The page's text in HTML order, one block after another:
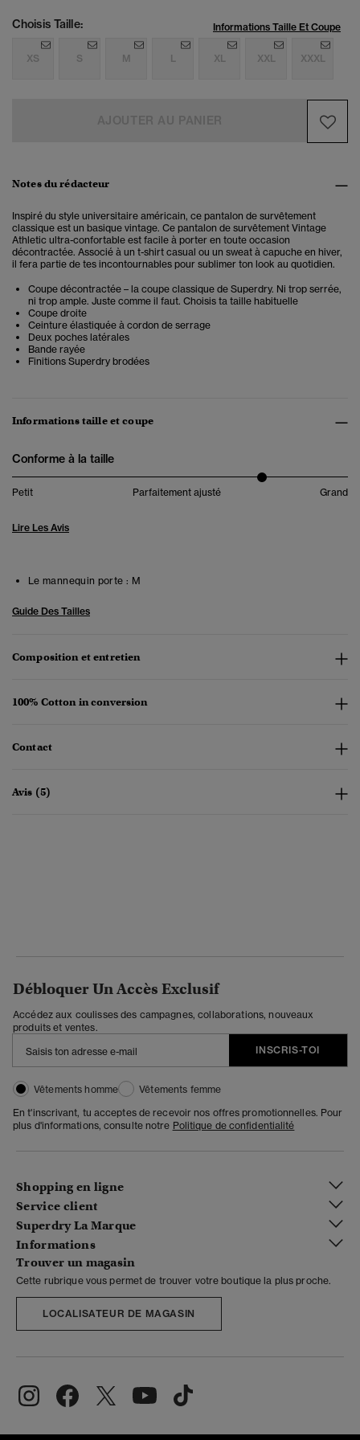
Choisis Taille: Informations Taille Et Coupe
XS S M L XL XXL XXXL
Notes du rédacteur
Inspiré du style universitaire américain, ce pantalon de survêtement
classique est un basique vintage. Ce pantalon de survêtement Vintage
Athletic ultra-confortable est facile à porter en toute occasion
décontractée. Associé à un t-shirt casual ou un sweat à capuche en hiver,
il fera partie de tes incontournables pour sublimer ton look au quotidien.
Coupe décontractée – la coupe classique de Superdry. Ni trop serrée,
ni trop ample. Juste comme il faut. Choisis ta taille habituelle
Coupe droite
Ceinture élastiquée à cordon de serrage
Deux poches latérales
Bande rayée
Finitions Superdry brodées
Informations taille et coupe
Conforme à la taille
Petit Parfaitement ajusté Grand
Lire Les Avis
Le mannequin porte : M
Guide Des Tailles
Composition et entretien
100% Cotton in conversion
Contact
Avis (5)
Débloquer Un Accès Exclusif
Accédez aux coulisses des campagnes, collaborations, nouveaux
produits et ventes.
INSCRIS-TOI
Vêtements homme
Vêtements femme
En t'inscrivant, tu acceptes de recevoir nos offres promotionnelles. Pour
plus d'informations, consulte notre Politique de confidentialité
Shopping en ligne
Service client
Superdry La Marque
Informations
Trouver un magasin
Cette rubrique vous permet de trouver votre boutique la plus proche.
LOCALISATEUR DE MAGASIN